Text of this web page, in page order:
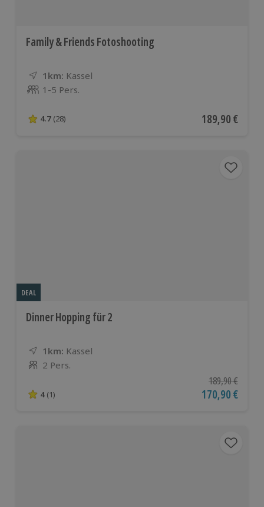
Family & Friends Fotoshooting
1km: Entfernung
Standort
Kassel
Anzahl der Teilnehmer
1-5 Pers.
4.7 von 5 Sternen basierend auf 28 Bewertungen
4.7 (28) Aktueller Preis
189,90 €
DEAL
Dinner Hopping für 2
1km: Entfernung
Standort
Kassel
Anzahl der Teilnehmer
2 Pers.
4 von 5 Sternen basierend auf 1 Bewertungen
4 (1)
Ursprünglicher
189,90 €
Aktueller Preis
170,90 €